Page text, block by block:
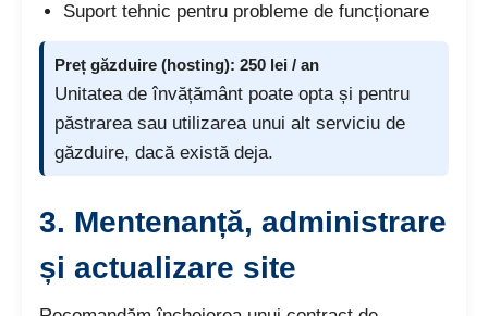
Suport tehnic pentru probleme de funcționare
Preț găzduire (hosting): 250 lei / an
Unitatea de învățământ poate opta și pentru
păstrarea sau utilizarea unui alt serviciu de
găzduire, dacă există deja.
3. Mentenanță, administrare
și actualizare site